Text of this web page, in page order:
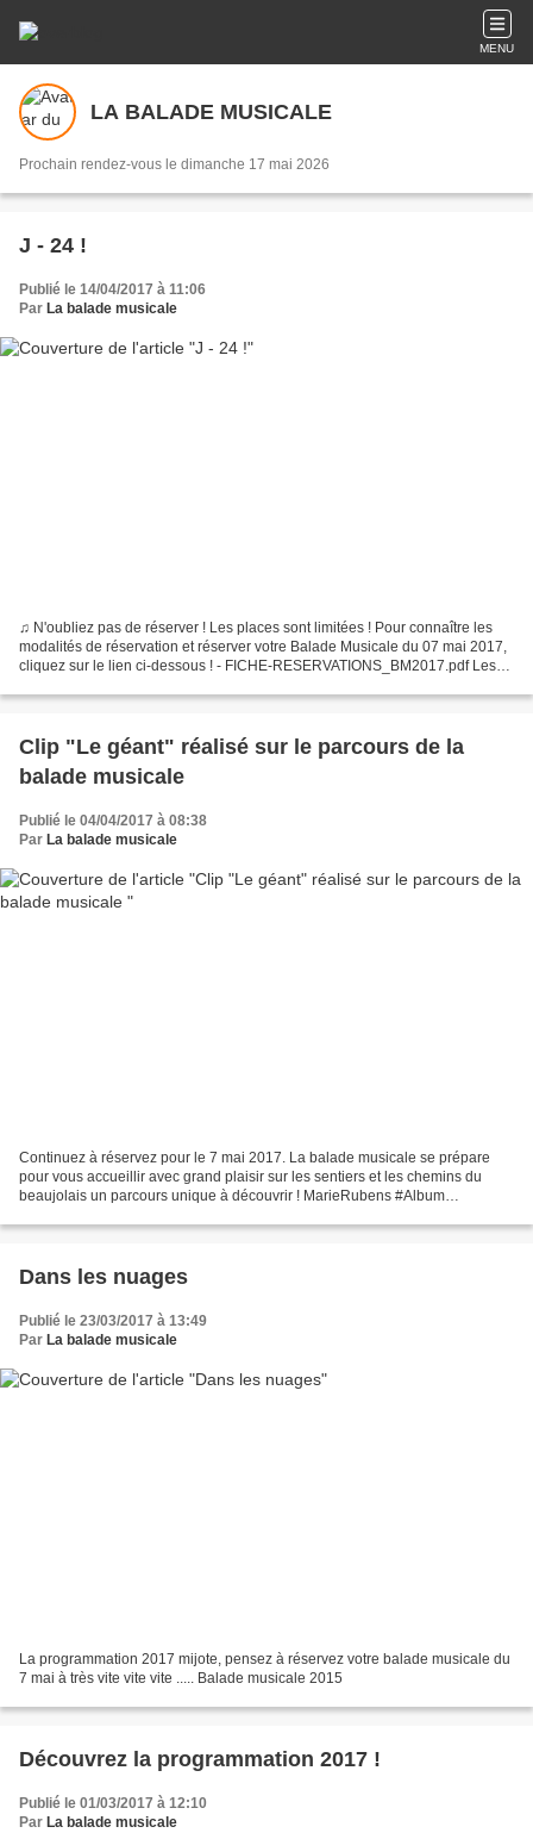
MENU
LA BALADE MUSICALE
Prochain rendez-vous le dimanche 17 mai 2026
J - 24 !
Publié le 14/04/2017 à 11:06
Par La balade musicale
♫ N'oubliez pas de réserver ! Les places sont limitées ! Pour connaître les
modalités de réservation et réserver votre Balade Musicale du 07 mai 2017,
cliquez sur le lien ci-dessous ! - FICHE-RESERVATIONS_BM2017.pdf Les
Clip "Le géant" réalisé sur le parcours de la
balade musicale
Publié le 04/04/2017 à 08:38
Par La balade musicale
Continuez à réservez pour le 7 mai 2017. La balade musicale se prépare
pour vous accueillir avec grand plaisir sur les sentiers et les chemins du
beaujolais un parcours unique à découvrir ! MarieRubens #Album
Dans les nuages
Publié le 23/03/2017 à 13:49
Par La balade musicale
La programmation 2017 mijote, pensez à réservez votre balade musicale du
7 mai à très vite vite vite ..... Balade musicale 2015
Découvrez la programmation 2017 !
Publié le 01/03/2017 à 12:10
Par La balade musicale